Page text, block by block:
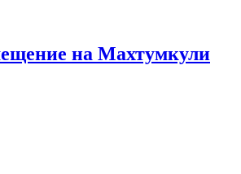
на Махтумкули